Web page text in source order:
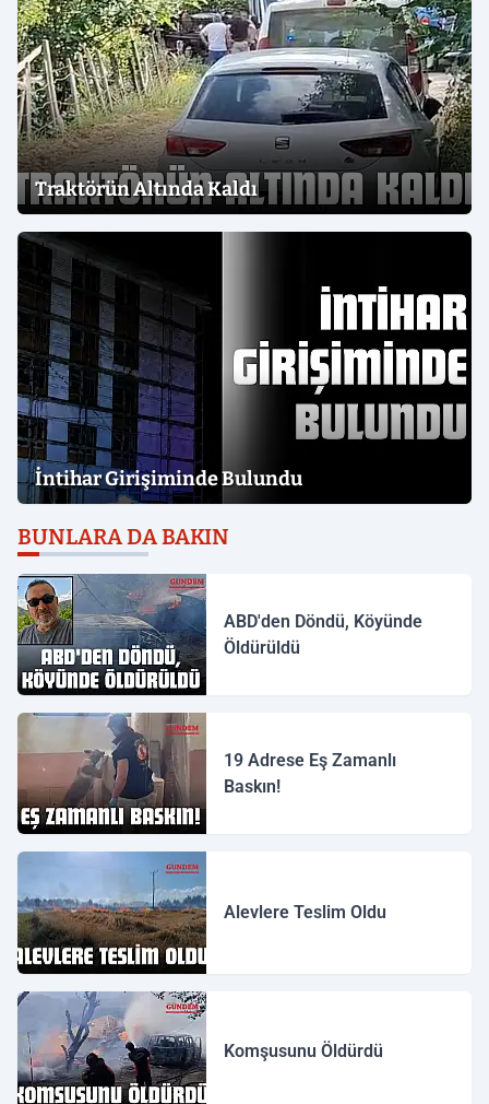
Traktörün Altında Kaldı
İntihar Girişiminde Bulundu
BUNLARA DA BAKIN
ABD'den Döndü, Köyünde
Öldürüldü
19 Adrese Eş Zamanlı
Baskın!
Alevlere Teslim Oldu
Komşusunu Öldürdü